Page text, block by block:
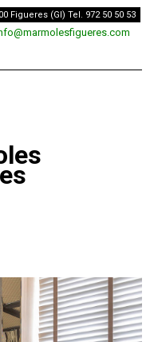
Figueres (GI) Tel. 972 50 50 53